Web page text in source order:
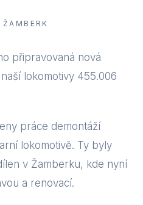
připravovaná nová
lokomotivy 455.006
práce demontáží
lokomotivě. Ty byly
v Žamberku, kde nyní
a renovací.